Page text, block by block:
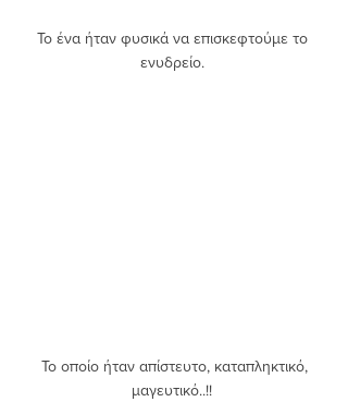
Το ένα ήταν φυσικά να επισκεφτούμε το
ενυδρείο.
μαγευτικό..!!